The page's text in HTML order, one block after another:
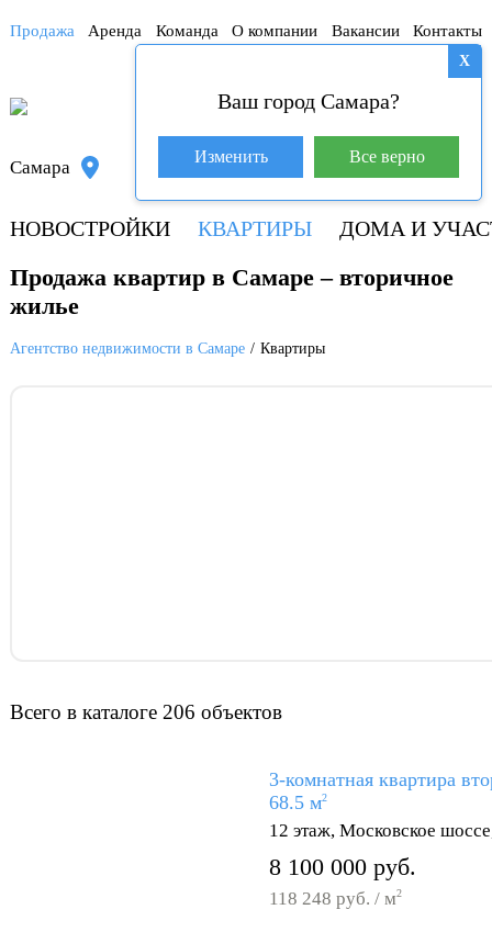
Продажа Аренда Команда О компании Вакансии Контакты
База покупателей (609)
Самара 8 800 250-04-53
НОВОСТРОЙКИ КВАРТИРЫ ДОМА И
X
Ваш город Самара?
Изменить Все верно
Продажа квартир в Самаре – вторичное
жилье
Агентство недвижимости в Самаре Квартиры
Всего в каталоге 206 объектов
3-комнатная квартира
68.5 м2
12 этаж, Московское
8 100 000 руб.
118 248 руб. / м2